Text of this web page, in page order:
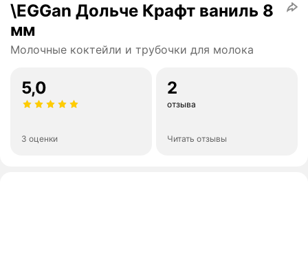
\EGGan Дольче Крафт ваниль 8
мм
Молочные коктейли и трубочки для молока
5,0
3 оценки
2
отзыва
Читать отзывы